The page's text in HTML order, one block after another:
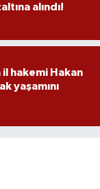
alındı!
hakemi Hakan
yaşamını